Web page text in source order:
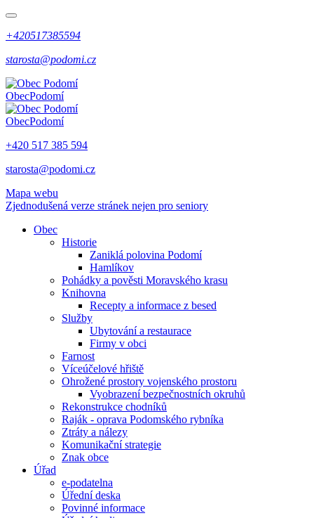
+420517385594
starosta@podomi.cz
ObecPodomí
ObecPodomí
+420 517 385 594
starosta@podomi.cz
Mapa webu
Zjednodušená verze stránek nejen pro seniory
Obec
Historie
Zaniklá polovina Podomí
Hamlíkov
Pohádky a pověsti Moravského krasu
Knihovna
Recepty a informace z besed
Služby
Ubytování a restaurace
Firmy v obci
Farnost
Víceúčelové hřiště
Ohrožené prostory vojenského prostoru
Vyobrazení bezpečnostních okruhů
Rekonstrukce chodníků
Raják - oprava Podomského rybníka
Ztráty a nálezy
Komunikační strategie
Znak obce
Úřad
e-podatelna
Úřední deska
Povinné informace